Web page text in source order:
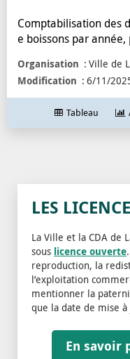
Comptabilisation des
e boissons par
Organisation
Ville de
Modification
6/11/
Tableau
LES
La Ville et la CDA de
sous licence ouverte
reproduction, la
l’exploitation
mentionner la
que la date de mise
En savoir